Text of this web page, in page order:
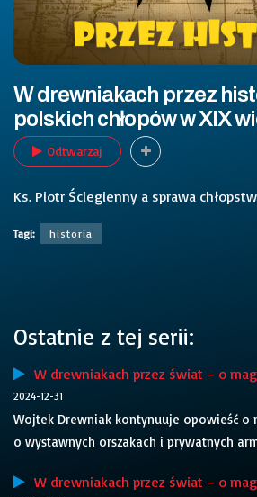
W drewniakach przez
polskich chłopów w XIX
Odtwarzaj
Ks. Piotr Ściegienny a sprawa
Tagi: historia
Ostatnie z tej serii:
W drewniakach przez świat – o
2024-12-31
Wojtek Drewniak kontynuuje opowieść o
o wystawnych orszakach i prywatnych
W drewniakach przez świat – o